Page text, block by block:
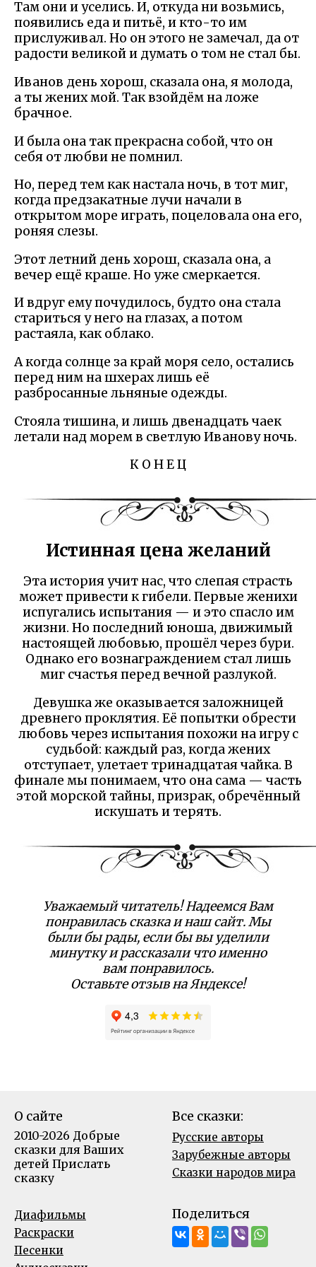
Там они и уселись. И, откуда ни возьмись,
появились еда и питьё, и кто-то им
прислуживал. Но он этого не замечал, да от
радости великой и думать о том не стал бы.
Иванов день хорош, сказала она, я молода,
а ты жених мой. Так взойдём на ложе
брачное.
И была она так прекрасна собой, что он
себя от любви не помнил.
Но, перед тем как настала ночь, в тот миг,
когда предзакатные лучи начали в
открытом море играть, поцеловала она его,
роняя слезы.
Этот летний день хорош, сказала она, а
вечер ещё краше. Но уже смеркается.
И вдруг ему почудилось, будто она стала
стариться у него на глазах, а потом
растаяла, как облако.
А когда солнце за край моря село, остались
перед ним на шхерах лишь её
разбросанные льняные одежды.
Стояла тишина, и лишь двенадцать чаек
летали над морем в светлую Иванову ночь.
К О Н Е Ц
Истинная цена желаний
Эта история учит нас, что слепая страсть
может привести к гибели. Первые женихи
испугались испытания — и это спасло им
жизни. Но последний юноша, движимый
настоящей любовью, прошёл через бури.
Однако его вознаграждением стал лишь
миг счастья перед вечной разлукой.
Девушка же оказывается заложницей
древнего проклятия. Её попытки обрести
любовь через испытания похожи на игру с
судьбой: каждый раз, когда жених
отступает, улетает тринадцатая чайка. В
финале мы понимаем, что она сама — часть
этой морской тайны, призрак, обречённый
искушать и терять.
Уважаемый читатель! Надеемся Вам
понравилась сказка и наш сайт. Мы
были бы рады, если бы вы уделили
минутку и рассказали что именно
вам понравилось.
Оставьте отзыв на Яндексе!
О сайте
2010-2026 Добрые
сказки для Ваших
детей Прислать
сказку
Все сказки:
Русские авторы
Зарубежные авторы
Сказки народов мира
Диафильмы
Раскраски
Песенки
Поделиться